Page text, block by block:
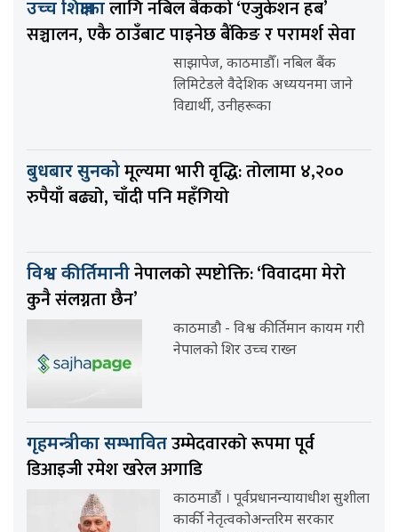
उच्च शिक्षाकालागि नबिल बैंकको ‘एजुकेशन हब’
सञ्चालन, एकै ठाउँबाट पाइनेछ बैंकिङ र परामर्श सेवा
साझापेज, काठमाडौँ। नबिल बैंक
लिमिटेडले वैदेशिक अध्ययनमा जाने
विद्यार्थी, उनीहरूका
बुधबार सुनकोमूल्यमा भारी वृद्धि: तोलामा ४,२००
रुपैयाँ बढ्यो, चाँदी पनि महँगियो
विश्व कीर्तिमानीनेपालको स्पष्टोक्ति: ‘विवादमा मेरो
कुनै संलग्नता छैन’
काठमाडौ - विश्व कीर्तिमान कायम गरी
नेपालको शिर उच्च राख्न
गृहमन्त्रीका सम्भावितउम्मेदवारको रूपमा पूर्व
डिआइजी रमेश खरेल अगाडि
काठमाडौं । पूर्वप्रधानन्यायाधीश सुशीला
कार्की नेतृत्वकोअन्तरिम सरकार